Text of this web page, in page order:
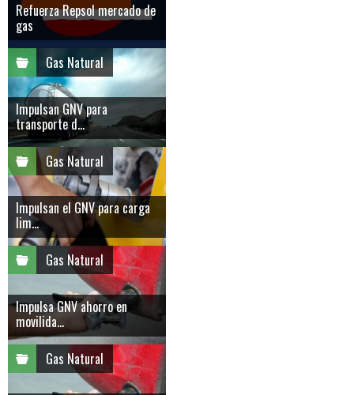
Refuerza Repsol mercado de
gas
Gas Natural
Impulsan GNV para
transporte d...
Gas Natural
Impulsan el GNV para carga
lim...
Gas Natural
Impulsa GNV ahorro en
movilida...
Gas Natural